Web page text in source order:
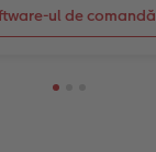
ul de comandă